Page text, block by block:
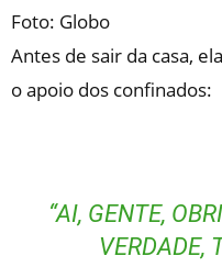
Antes de sair da casa,
o apoio dos confinados:
“AI, GENTE,
VERDADE,